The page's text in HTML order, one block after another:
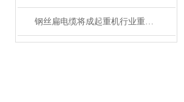
钢丝扁电缆将成起重机行业重要的一部分